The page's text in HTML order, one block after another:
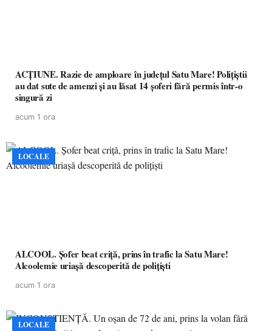
ACȚIUNE. Razie de amploare în județul Satu Mare! Polițiștii
au dat sute de amenzi și au lăsat 14 șoferi fără permis într-o
singură zi
acum 1 ora
LOCALE
ALCOOL. Șofer beat criță, prins în trafic la Satu Mare!
Alcoolemie uriașă descoperită de polițiști
acum 1 ora
LOCALE